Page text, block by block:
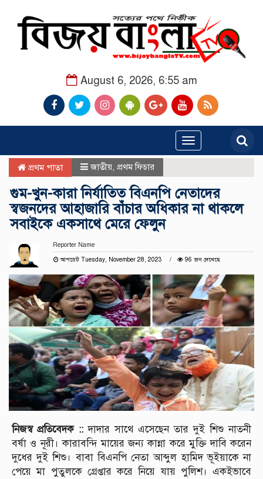
August 6, 2026, 6:55 am
Toggle
navigation
প্রথম পাতা জাতীয় প্রথম ফিচার
গুম-খুন-কারা নির্যাতিত বিএনপি নেতাদের
স্বজনদের আহাজারি বাঁচার অধিকার না থাকলে
সবাইকে একসাথে মেরে ফেলুন
Reporter Name
আপডেট Tuesday, November 28, 2023
96 জন দেখেছে
নিজস্ব প্রতিবেদক ::দাদার সাথে এসেছেন তার দুই শিশু নাতনী
বর্ষা ও নূরী। কারাবন্দি মায়ের জন্য কান্না করে মুক্তি দাবি করেন
দুধের দুই শিশু। বাবা বিএনপি নেতা আব্দুল হামিদ ভূইয়াকে না
পেয়ে মা পুতুলকে গ্রেপ্তার করে নিয়ে যায় পুলিশ। একইভাবে